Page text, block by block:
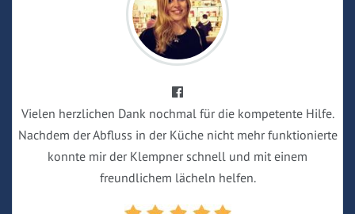
Vielen herzlichen Dank nochmal für die kompetente Hilfe.
Nachdem der Abfluss in der Küche nicht mehr funktionierte
konnte mir der Klempner schnell und mit einem
freundlichem lächeln helfen.